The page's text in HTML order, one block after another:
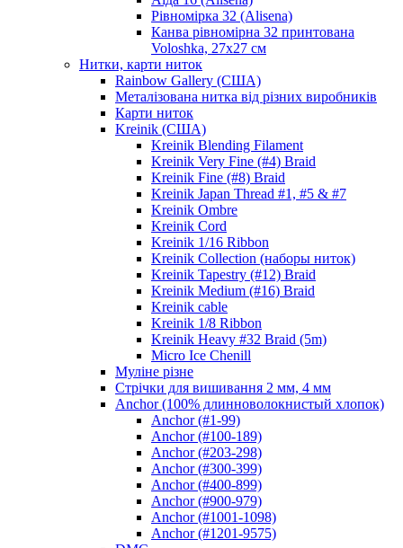
Рівномірка 32 (Alisena)
Канва рівномірна 32 принтована
Voloshka, 27х27 см
Нитки, карти ниток
Rainbow Gallery (США)
Металізована нитка від різних виробників
Карти ниток
Kreinik (США)
Kreinik Blending Filament
Kreinik Very Fine (#4) Braid
Kreinik Fine (#8) Braid
Kreinik Japan Thread #1, #5 & #7
Kreinik Ombre
Kreinik Cord
Kreinik 1/16 Ribbon
Kreinik Collection (наборы ниток)
Kreinik Tapestry (#12) Braid
Kreinik Medium (#16) Braid
Kreinik cable
Kreinik 1/8 Ribbon
Kreinik Heavy #32 Braid (5m)
Micro Ice Chenill
Муліне різне
Стрічки для вишивання 2 мм, 4 мм
Anchor (100% длинноволокнистый хлопок)
Anchor (#1-99)
Anchor (#100-189)
Anchor (#203-298)
Anchor (#300-399)
Anchor (#400-899)
Anchor (#900-979)
Anchor (#1001-1098)
Anchor (#1201-9575)